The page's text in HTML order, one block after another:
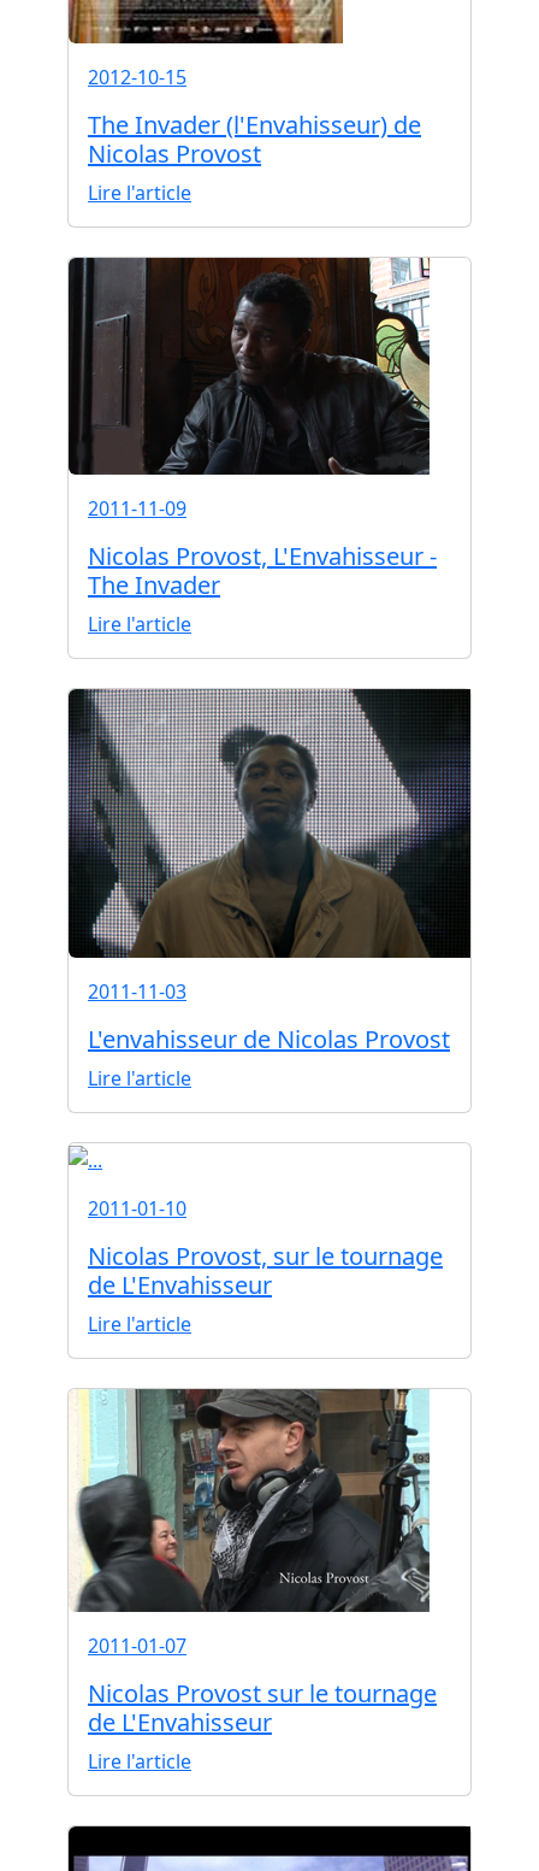
2012-10-15
The Invader (l'Envahisseur) de
Nicolas Provost
Lire l'article
2011-11-09
Nicolas Provost, L'Envahisseur -
The Invader
Lire l'article
2011-11-03
L'envahisseur de Nicolas Provost
Lire l'article
2011-01-10
Nicolas Provost, sur le tournage
de L'Envahisseur
Lire l'article
2011-01-07
Nicolas Provost sur le tournage
de L'Envahisseur
Lire l'article